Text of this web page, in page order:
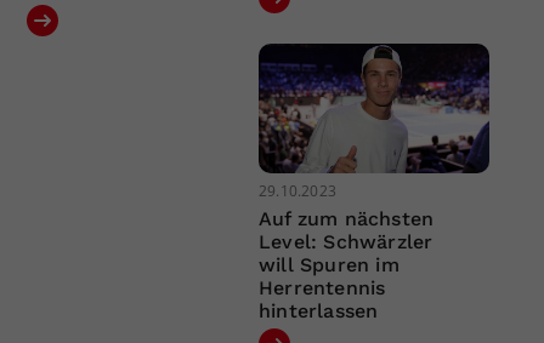
29.10.2023
Auf zum nächsten
Level: Schwärzler
will Spuren im
Herrentennis
hinterlassen